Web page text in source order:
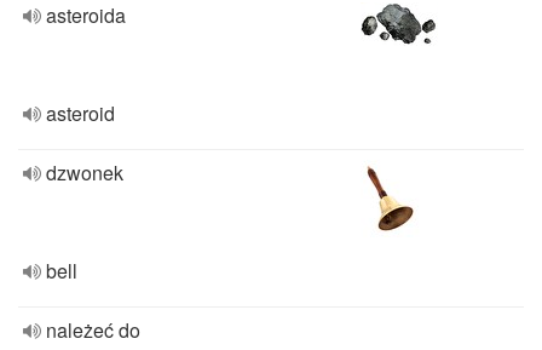
asteroida
asteroid
dzwonek
bell
należeć do